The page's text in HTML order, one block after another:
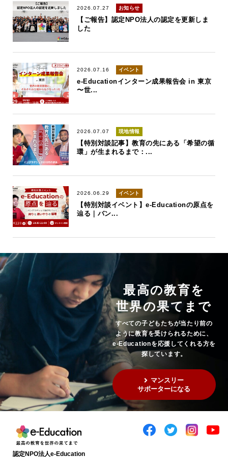
2026.07.27 お知らせ
【ご報告】認定NPO法人の認定を更新しま
した
2026.07.16 イベント
e-Educationインターン成果報告会 in 東京
〜世...
2026.07.07 現地情報
【特別対談記事】教育の先にある「希望の循
環」が生まれるまで：...
2026.06.29 イベント
【特別対談イベント】e-Educationの原点を
辿る｜バン...
最高の教育を
世界の果てまで
すべての子どもたちが当たり前の
ように教育を受けられるために、
e-Educationを応援してくれる方を
探しています。
マンスリー
サポーターになる
認定NPO法人e-Education